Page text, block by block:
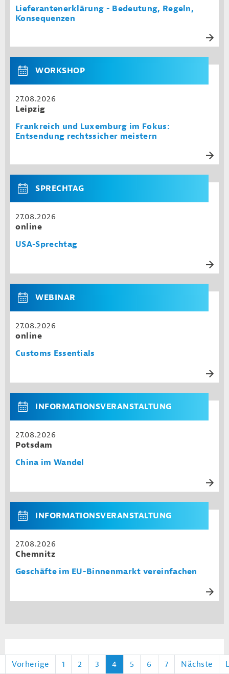
Lieferantenerklärung - Bedeutung, Regeln,
Konsequenzen
WORKSHOP
27.08.2026
Leipzig
Frankreich und Luxemburg im Fokus:
Entsendung rechtssicher meistern
SPRECHTAG
27.08.2026
online
USA-Sprechtag
WEBINAR
27.08.2026
online
Customs Essentials
INFORMATIONSVERANSTALTUNG
27.08.2026
Potsdam
China im Wandel
INFORMATIONSVERANSTALTUNG
27.08.2026
Chemnitz
Geschäfte im EU-Binnenmarkt vereinfachen
Vorherige 1 2 3 4 5 6 7 Nächste